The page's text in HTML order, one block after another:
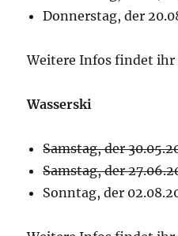
Donnerstag, der
Weitere Infos findet
Wasserski
Samstag, der
Samstag, der
Sonntag, der